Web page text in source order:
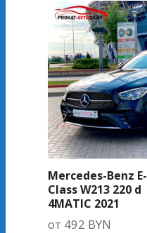
Mercedes-Benz E-
Class W213 220 d
4MATIC 2021
от 492 BYN